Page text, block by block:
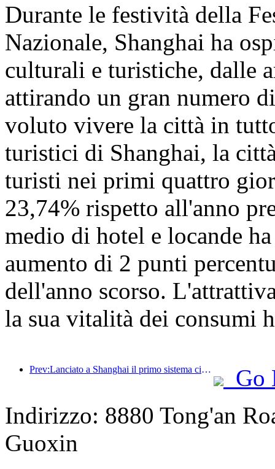
Durante le festività della
Nazionale, Shanghai ha
culturali e turistiche, dalle
attirando un gran numero
voluto vivere la città in
turistici di Shanghai, la
turisti nei primi quattro
23,74% rispetto all'anno
medio di hotel e locande
aumento di 2 punti
dell'anno scorso.
la sua vitalità dei consumi
Prev:Lanciato a Shanghai il primo sistema cinese di consumo culturale e turistico self-service per turisti stranieri
Go
Indirizzo: 8880 Tong'an
Guoxin